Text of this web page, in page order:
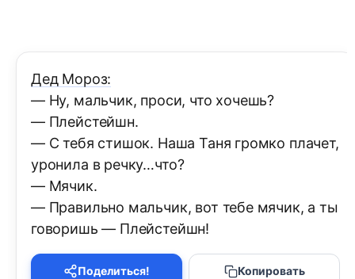
Дед Мороз:
— Ну, мальчик, проси, что хочешь?
— Плейстейшн.
— С тебя стишок. Наша Таня громко плачет,
уронила в речку…что?
— Мячик.
— Правильно мальчик, вот тебе мячик, а ты
говоришь — Плейстейшн!
Поделиться! Копировать